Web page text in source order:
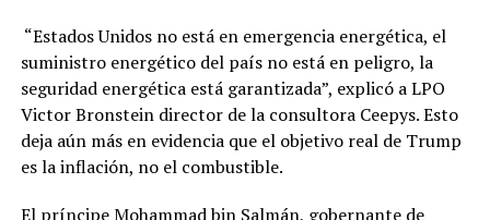
“Estados Unidos no está en emergencia energética, el
suministro energético del país no está en peligro, la
seguridad energética está garantizada”, explicó a LPO
Victor Bronstein director de la consultora Ceepys. Esto
deja aún más en evidencia que el objetivo real de Trump
es la inflación, no el combustible.
El príncipe Mohammad bin Salmán, gobernante de